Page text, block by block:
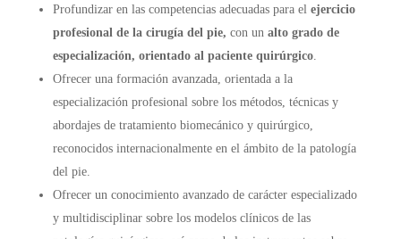
Profundizar en las competencias adecuadas para el ejercicio
profesional de la cirugía del pie, con un alto grado de
especialización, orientado al paciente quirúrgico.
Ofrecer una formación avanzada, orientada a la
especialización profesional sobre los métodos, técnicas y
abordajes de tratamiento biomecánico y quirúrgico,
reconocidos internacionalmente en el ámbito de la patología
del pie.
Ofrecer un conocimiento avanzado de carácter especializado
y multidisciplinar sobre los modelos clínicos de las